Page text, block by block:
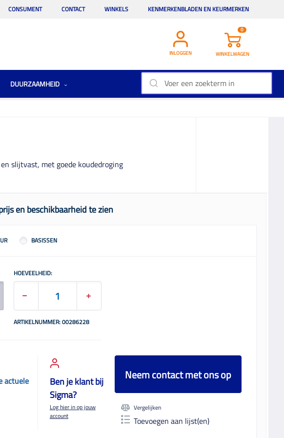
CONSUMENT CONTACT WINKELS KENMERKENBLADEN EN KEURMERKEN
INLOGGEN
0
WINKELWAGEN
DUURZAAMHEID
slijtvast, met goede koudedroging
en beschikbaarheid te zien
BASISSEN
HOEVEELHEID:
ARTIKELNUMMER: 00286228
actuele
Ben je klant bij
Sigma?
Log hier in op jouw
account
Neem contact met ons op
Vergelijken
Toevoegen aan lijst(en)